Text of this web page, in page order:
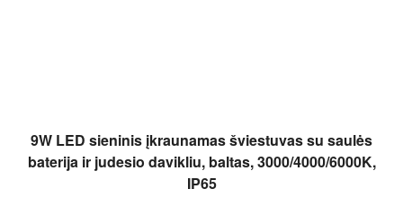
Į KREPŠELĮ
9W LED sieninis įkraunamas šviestuvas su saulės
baterija ir judesio davikliu, baltas, 3000/4000/6000K,
IP65